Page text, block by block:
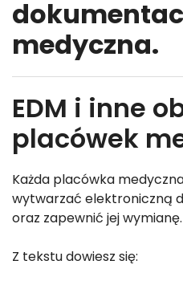
medyczna.
EDM i inne
placówek
Każda placówka
wytwarzać elektroniczną
oraz zapewnić jej wymianę.
Z tekstu dowiesz się: